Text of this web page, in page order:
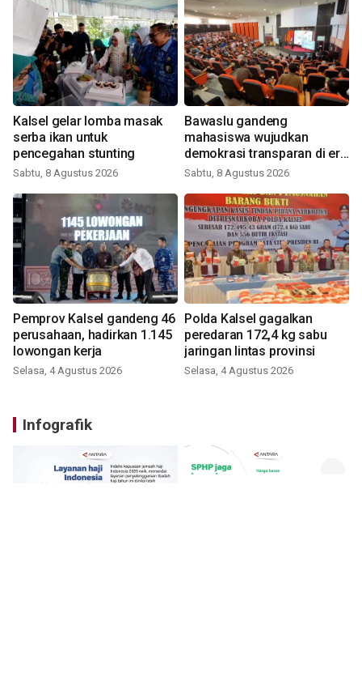
Kalsel gelar lomba masak
serba ikan untuk
pencegahan stunting
Sabtu, 8 Agustus 2026
Bawaslu gandeng
mahasiswa wujudkan
demokrasi transparan di era
digital
Sabtu, 8 Agustus 2026
Pemprov Kalsel gandeng 46
perusahaan, hadirkan 1.145
lowongan kerja
Selasa, 4 Agustus 2026
Polda Kalsel gagalkan
peredaran 172,4 kg sabu
jaringan lintas provinsi
Selasa, 4 Agustus 2026
Infografik